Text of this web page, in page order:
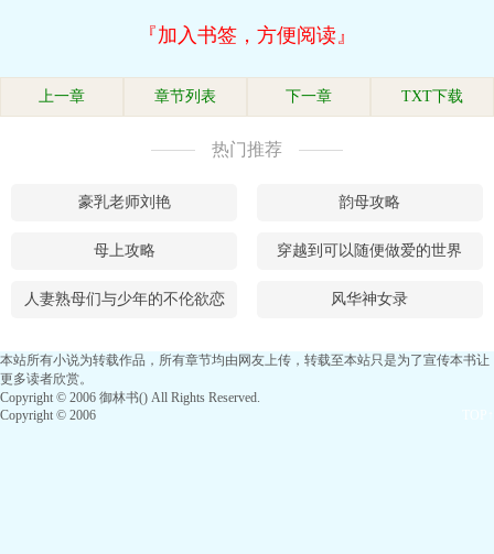
『加入书签，方便阅读』
上一章 章节列表 下一章 TXT下载
热门推荐
豪乳老师刘艳 韵母攻略
母上攻略 穿越到可以随便做爱的世界
人妻熟母们与少年的不伦欲恋 风华神女录
本站所有小说为转载作品，所有章节均由网友上传，转载至本站只是为了宣传本书让
更多读者欣赏。
Copyright © 2006 御林书() All Rights Reserved.
Copyright © 2006